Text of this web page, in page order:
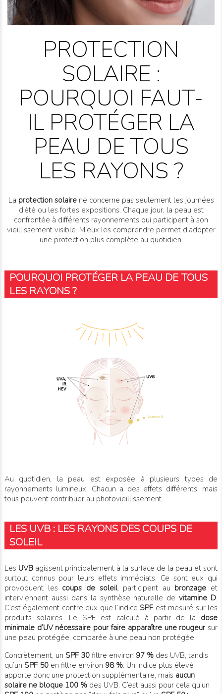
PROTECTION
SOLAIRE :
POURQUOI FAUT-
IL PROTÉGER LA
PEAU DE TOUS
LES RAYONS ?
La protection solairene concerne pas seulement les journées
d’été ou les fortes expositions. Chaque jour, la peau est
confrontée à différents rayonnements qui participent à son
vieillissement visible. Mieux les comprendre permet d’adopter
une protection plus complète au quotidien.
POURQUOI PROTÉGER LA PEAU DE TOUS
LES RAYONS ?
Au quotidien, la peau est exposée à plusieurs types de
rayonnements lumineux. Chacun a des effets différents, mais
tous peuvent contribuer au photovieillissement.
LES UVB : LES RAYONS DES COUPS DE
SOLEIL
Les UVB agissent principalement à la surface de la peau et sont
surtout connus pour leurs effets immédiats. Ce sont eux qui
provoquent les coups de soleil, participent au bronzage et
interviennent aussi dans la synthèse naturelle devitamine D.
C’est également contre eux que l’indice SPF est mesuré sur les
produits solaires. Le SPF est calculé à partir de la dose
minimale d’UV nécessaire pour faire apparaître une rougeursur
une peau protégée, comparée à une peau non protégée.
Concrètement, un SPF 30filtre environ 97 %des UVB, tandis
qu’un SPF 50en filtre environ 98 %. Un indice plus élevé
apporte donc une protection supplémentaire, mais aucun
solaire ne bloque 100 %des UVB. C’est aussi pour cela qu’un